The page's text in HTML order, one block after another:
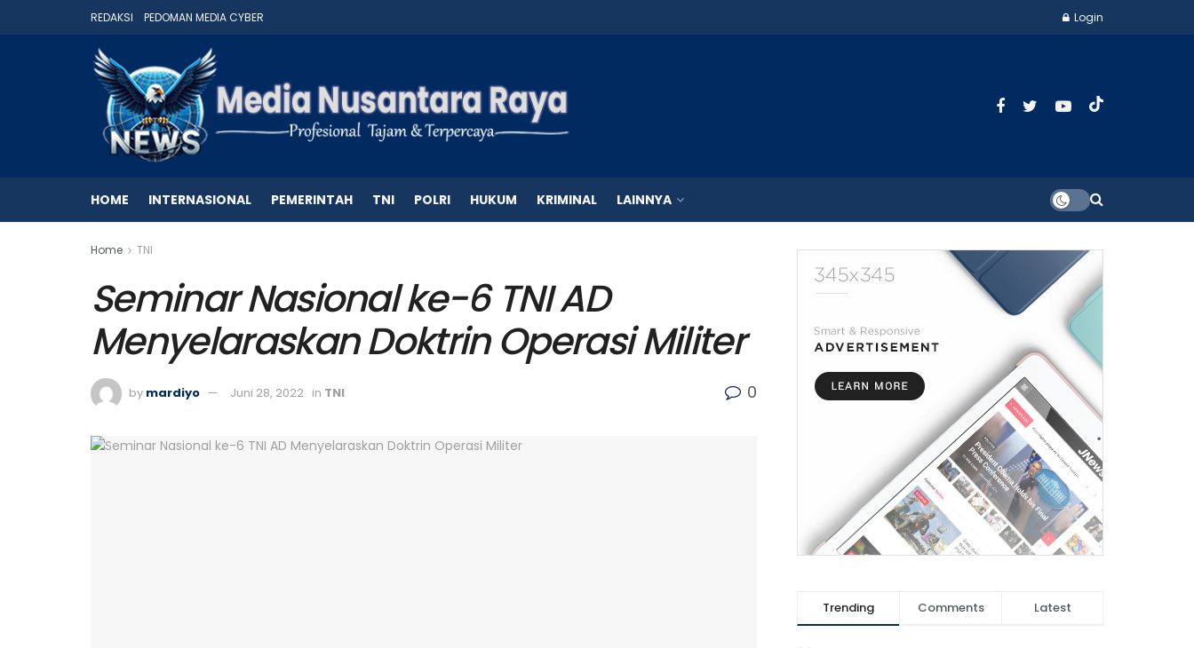
REDAKSI PEDOMAN MEDIA CYBER Login
HOME INTERNASIONAL PEMERINTAH TNI POLRI HUKUM KRIMINAL LAINNYA
Home TNI
Seminar Nasional ke-6 TNI AD
Menyelaraskan Doktrin Operasi Militer
by mardiyo Juni 28, 2022 in TNI 0
Trending Comments Latest